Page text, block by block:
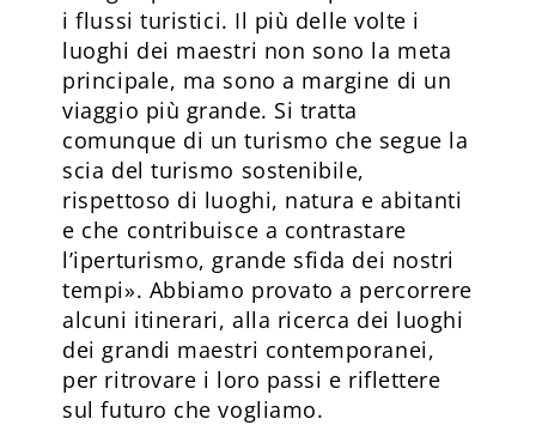
i flussi turistici. Il più delle volte i
luoghi dei maestri non sono la meta
principale, ma sono a margine di un
viaggio più grande. Si tratta
comunque di un turismo che segue la
scia del turismo sostenibile,
rispettoso di luoghi, natura e abitanti
e che contribuisce a contrastare
l’iperturismo, grande sfida dei nostri
tempi». Abbiamo provato a percorrere
alcuni itinerari, alla ricerca dei luoghi
dei grandi maestri contemporanei,
per ritrovare i loro passi e riflettere
sul futuro che vogliamo.